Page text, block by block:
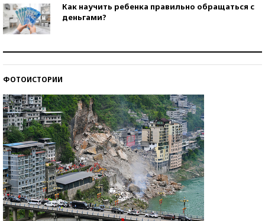
Как научить ребенка правильно обращаться с
деньгами?
ФОТОИСТОРИИ